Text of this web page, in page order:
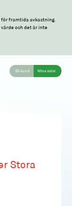
framtida avkastning.
och det är inte
Bli kund Mina sidor
Stora